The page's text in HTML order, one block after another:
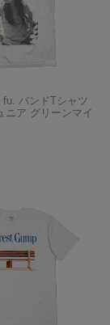
fu. バンドTシャツ
ニア グリーンマイ